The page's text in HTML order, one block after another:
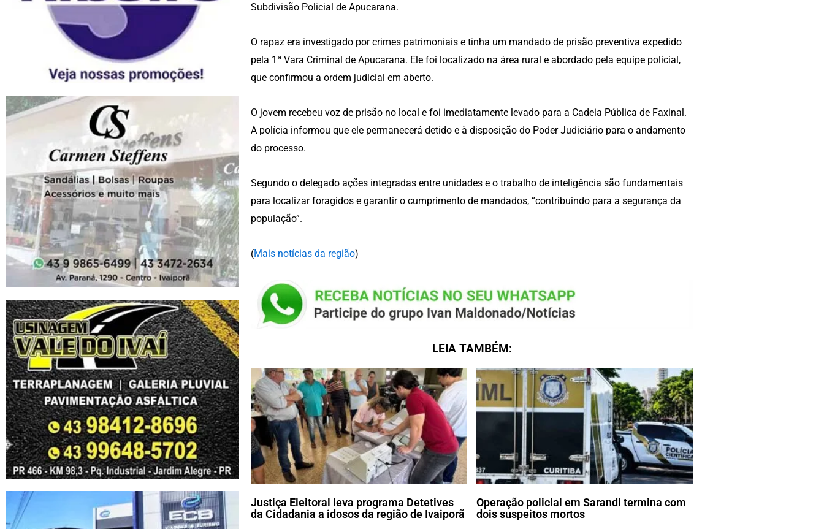
Subdivisão Policial de Apucarana.
O rapaz era investigado por crimes patrimoniais e tinha um mandado de prisão preventiva expedido
pela 1ª Vara Criminal de Apucarana. Ele foi localizado na área rural e abordado pela equipe policial,
que confirmou a ordem judicial em aberto.
O jovem recebeu voz de prisão no local e foi imediatamente levado para a Cadeia Pública de Faxinal.
A polícia informou que ele permanecerá detido e à disposição do Poder Judiciário para o andamento
do processo.
Segundo o delegado ações integradas entre unidades e o trabalho de inteligência são fundamentais
para localizar foragidos e garantir o cumprimento de mandados, “contribuindo para a segurança da
população”.
(Mais notícias da região)
LEIA TAMBÉM:
Justiça Eleitoral leva programa Detetives
da Cidadania a idosos da região de Ivaiporã
Operação policial em Sarandi termina com
dois suspeitos mortos